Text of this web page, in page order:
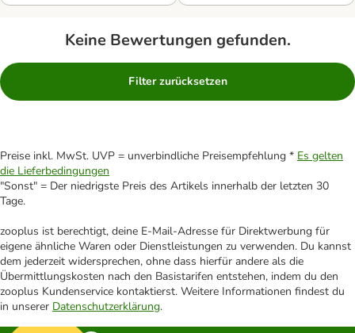
Keine Bewertungen gefunden.
Filter zurücksetzen
Preise inkl. MwSt. UVP = unverbindliche Preisempfehlung * Es gelten
die Lieferbedingungen
"Sonst" = Der niedrigste Preis des Artikels innerhalb der letzten 30
Tage.
zooplus ist berechtigt, deine E-Mail-Adresse für Direktwerbung für
eigene ähnliche Waren oder Dienstleistungen zu verwenden. Du kannst
dem jederzeit widersprechen, ohne dass hierfür andere als die
Übermittlungskosten nach den Basistarifen entstehen, indem du den
zooplus Kundenservice kontaktierst. Weitere Informationen findest du
in unserer Datenschutzerklärung.